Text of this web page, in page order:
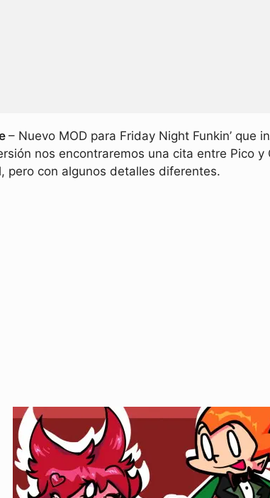
– Nuevo MOD para Friday Night Funkin’ que
nos encontraremos una cita entre Pico
pero con algunos detalles diferentes.